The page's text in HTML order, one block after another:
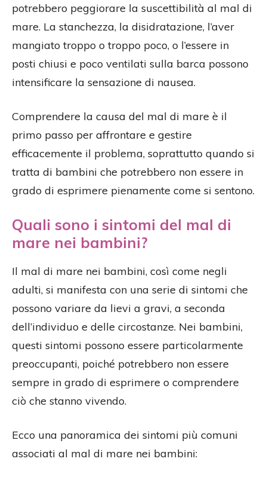
potrebbero peggiorare la suscettibilità al mal di
mare. La stanchezza, la disidratazione, l’aver
mangiato troppo o troppo poco, o l’essere in
posti chiusi e poco ventilati sulla barca possono
intensificare la sensazione di nausea.
Comprendere la causa del mal di mare è il
primo passo per affrontare e gestire
efficacemente il problema, soprattutto quando si
tratta di bambini che potrebbero non essere in
grado di esprimere pienamente come si sentono.
Quali sono i sintomi del mal di
mare nei bambini?
Il mal di mare nei bambini, così come negli
adulti, si manifesta con una serie di sintomi che
possono variare da lievi a gravi, a seconda
dell’individuo e delle circostanze. Nei bambini,
questi sintomi possono essere particolarmente
preoccupanti, poiché potrebbero non essere
sempre in grado di esprimere o comprendere
ciò che stanno vivendo.
Ecco una panoramica dei sintomi più comuni
associati al mal di mare nei bambini: